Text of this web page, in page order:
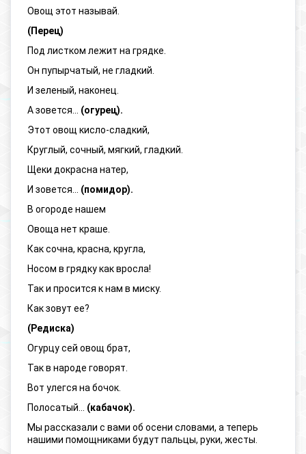
Овощ этот называй.
(Перец)
Под листком лежит на грядке.
Он пупырчатый, не гладкий.
И зеленый, наконец.
А зовется... (огурец).
Этот овощ кисло-сладкий,
Круглый, сочный, мягкий, гладкий.
Щеки докрасна натер,
И зовется... (помидор).
В огороде нашем
Овоща нет краше.
Как сочна, красна, кругла,
Носом в грядку как вросла!
Так и просится к нам в миску.
Как зовут ее?
(Редиска)
Огурцу сей овощ брат,
Так в народе говорят.
Вот улегся на бочок.
Полосатый... (кабачок).
Мы рассказали с вами об осени словами, а теперь
нашими помощниками будут пальцы, руки, жесты.